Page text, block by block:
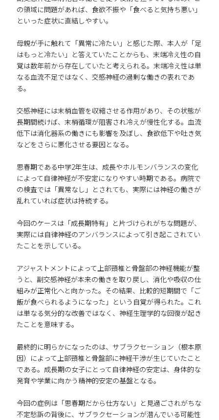
の領域に問題があれば、食欲不振や「食べると気持ち悪い」
といった症状に直結しやすい。
母親が手に触れて「異常に冷たい」と感じた際、本人が「足
はもっと冷たい」と答えていたことからも、末端冷え性の自
覚は数年前から存在していたと考えられる。末端冷え性は単
なる血流不足ではなく、交感神経の過剰な働きの表れであ
る。
交感神経には末梢血管を収縮させる作用があり、その状態が
長期間続けば、末梢循環が阻害され冷えが慢性化する。血流
低下は消化器系の働きにも影響を及ぼし、食欲低下や吐き気
などをさらに悪化させる要因となる。
思春期である中学2年生は、成長やホルモンバランスの変化
によって自律神経が不安定になりやすい時期である。病院で
の検査では「異常なし」とされても、実際には神経の働きが
乱れていれば症状は持続する。
今回のケースは「成長期特有」と片づけられがちな問題が、
実際には自律神経のアンバランスによって引き起こされてい
たことを示している。
アジャストメントによって上部頸椎と骨盤部の神経機能が整
うと、副交感神経が本来の働きを取り戻し、消化や吸収の仕
組みが正常化へと向かった。その結果、比較的短期間で「ご
飯が食べられるようになった」という自覚が得られた。これ
は単なる気分的な改善ではなく、神経生理学的な回復が起き
たことを意味する。
最終的に明らかになったのは、サブラクセーション（根本原
因）によって上部頸椎と骨盤部に神経干渉が生じていたこと
である。成長期の女子にとって自律神経の安定は、身体的な
発育や学業に向かう精神的安定の基盤となる。
今回の症例は「思春期だから仕方ない」と見過ごされがちな
不定愁訴の背後に、サブラクセーションが潜んでいる可能性